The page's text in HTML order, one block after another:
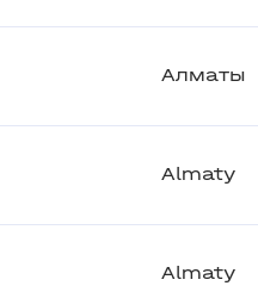
Алматы
Almaty
Almaty